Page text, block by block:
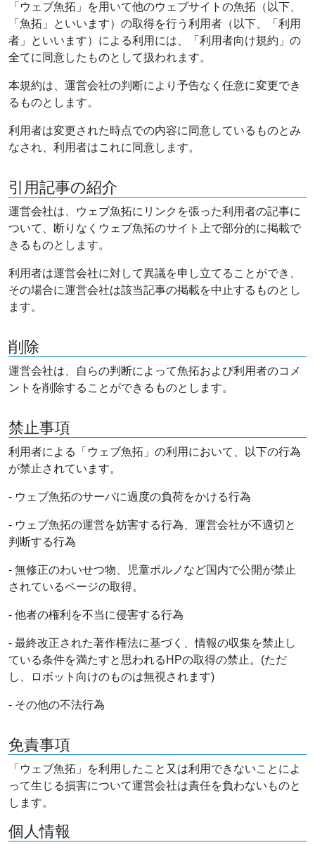
「ウェブ魚拓」を用いて他のウェブサイトの魚拓（以下、
「魚拓」といいます）の取得を行う利用者（以下、「利用
者」といいます）による利用には、「利用者向け規約」の
全てに同意したものとして扱われます。
本規約は、運営会社の判断により予告なく任意に変更でき
るものとします。
利用者は変更された時点での内容に同意しているものとみ
なされ、利用者はこれに同意します。
引用記事の紹介
運営会社は、ウェブ魚拓にリンクを張った利用者の記事に
ついて、断りなくウェブ魚拓のサイト上で部分的に掲載で
きるものとします。
利用者は運営会社に対して異議を申し立てることができ、
その場合に運営会社は該当記事の掲載を中止するものとし
ます。
削除
運営会社は、自らの判断によって魚拓および利用者のコメ
ントを削除することができるものとします。
禁止事項
利用者による「ウェブ魚拓」の利用において、以下の行為
が禁止されています。
- ウェブ魚拓のサーバに過度の負荷をかける行為
- ウェブ魚拓の運営を妨害する行為、運営会社が不適切と
判断する行為
- 無修正のわいせつ物、児童ポルノなど国内で公開が禁止
されているページの取得。
- 他者の権利を不当に侵害する行為
- 最終改正された著作権法に基づく、情報の収集を禁止し
ている条件を満たすと思われるHPの取得の禁止。(ただ
し、ロボット向けのものは無視されます)
- その他の不法行為
免責事項
「ウェブ魚拓」を利用したこと又は利用できないことによ
って生じる損害について運営会社は責任を負わないものと
します。
個人情報